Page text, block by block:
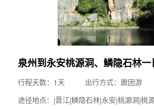
行程天数：1天
出行方式：跟团游
途径地点：|晋江|鳞隐石林|永安|桃源洞|桃